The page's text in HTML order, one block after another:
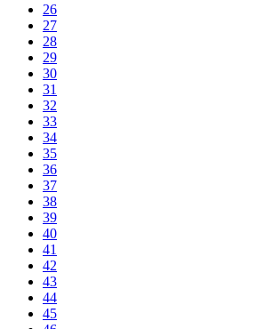
26
27
28
29
30
31
32
33
34
35
36
37
38
39
40
41
42
43
44
45